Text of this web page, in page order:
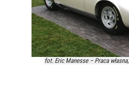
fot. Eric Manesse – Praca własna,